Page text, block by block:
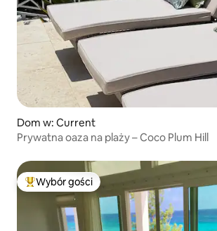
Dom w: Current
Prywatna oaza na plaży – Coco Plum Hill
Najpopularniejsze z kategorii Wybór gości
Wybór gości